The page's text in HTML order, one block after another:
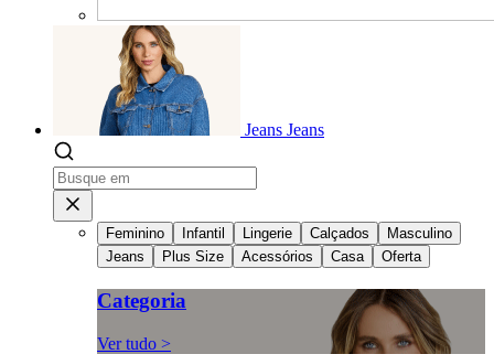
Jeans Jeans
Feminino Infantil Lingerie Calçados
Masculino
Jeans
Plus Size Acessórios Casa Oferta
Categoria
Ver tudo >